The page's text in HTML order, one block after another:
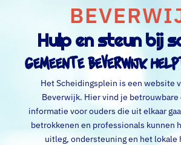
Hulp en steun bij
Gemeente Beverwijk
Het Scheidingsplein is een website
Beverwijk. Hier vind je
informatie voor ouders die uit elkaar
betrokkenen en professionals kunnen
uitleg, ondersteuning en het lokale